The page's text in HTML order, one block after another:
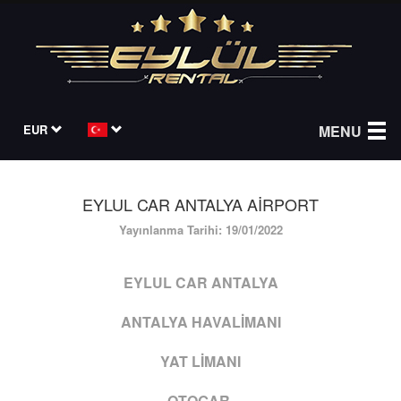
EUR MENU
EYLUL CAR ANTALYA AİRPORT
Yayınlanma Tarihi: 19/01/2022
EYLUL CAR ANTALYA
ANTALYA HAVALİMANI
YAT LİMANI